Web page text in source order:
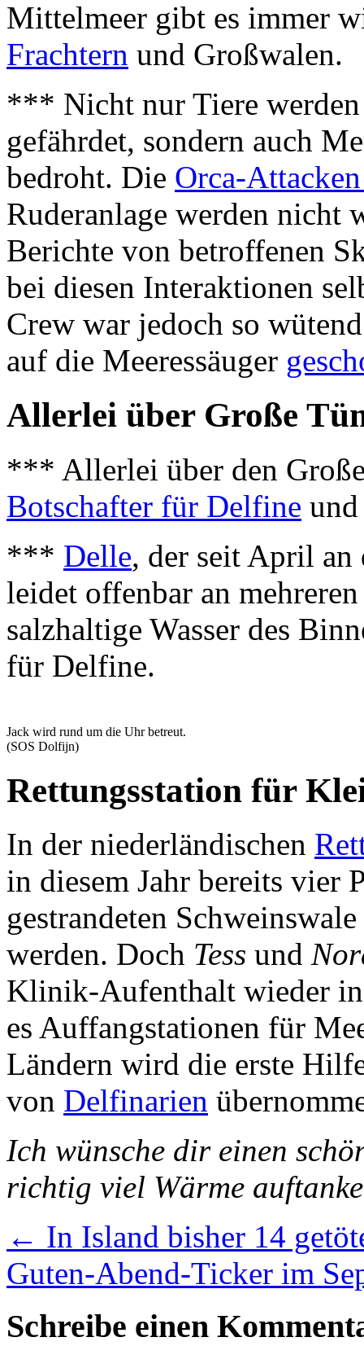
Mittelmeer gibt es immer
Frachtern und Großwalen.
*** Nicht nur Tiere
gefährdet, sondern auch
bedroht. Die Orca-
Ruderanlage werden nicht
Berichte von betroffenen
bei diesen Interaktionen
Crew war jedoch so
auf die Meeressäuger
Allerlei über Große
*** Allerlei über den
Botschafter für Delfine
*** Delle, der seit April an
leidet offenbar an
salzhaltige Wasser des
für Delfine.
Jack wird rund um die Uhr betreut.
(SOS Dolfijn)
Rettungsstation für
In der niederländischen
in diesem Jahr bereits vier
gestrandeten
werden. Doch Tess und
Klinik-Aufenthalt wieder in
es Auffangstationen für
Ländern wird die erste
von Delfinarien
Ich wünsche dir einen
richtig viel Wärme
← In Island bisher 14
Guten-Abend-Ticker im
Schreibe einen